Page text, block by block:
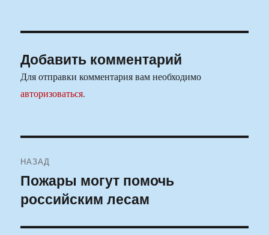
Добавить комментарий
Для отправки комментария вам необходимо
авторизоваться.
по
записям
НАЗАД
Предыдущая
запись:
Пожары могут помочь
российским лесам